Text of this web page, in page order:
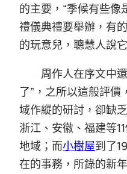
的主要，“季候有些
禮儀典禮要舉辦，有
的玩意兒，聰慧人說
周作人在序文中
了”，之所以這般評
域作縱的研討，卻缺
浙江、安徽、福建等
地域；而小樹屋到了
在的事務，所錄的新